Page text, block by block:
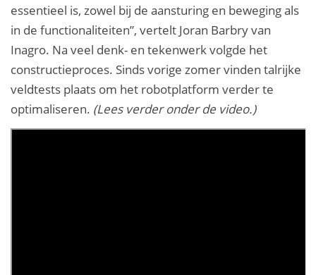
essentieel is, zowel bij de aansturing en beweging als
in de functionaliteiten”, vertelt Joran Barbry van
Inagro. Na veel denk- en tekenwerk volgde het
constructieproces. Sinds vorige zomer vinden talrijke
veldtests plaats om het robotplatform verder te
optimaliseren. (Lees verder onder de video.)